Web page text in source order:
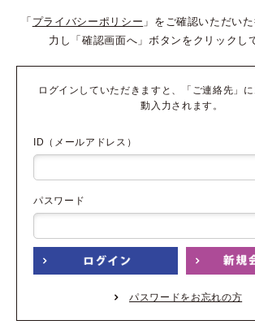
「 プライバシーポリシー 」をご確認いただい
力し「確認画面へ」ボタンをクリックし
ログインしていただきますと、「ご連絡先」
動入力されます。
ID（メールアドレス）
パスワード
パスワードをお忘れの方